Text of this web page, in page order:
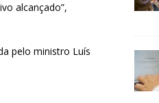
alcançado”,
pelo ministro Luís